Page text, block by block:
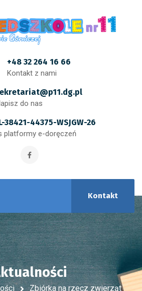
+48 32 264 16 66
Kontakt z nami
do nas
38421-44375-WSJGW-26
platformy e-doręczeń
Kontakt
Zbiórka na rzecz zwierząt